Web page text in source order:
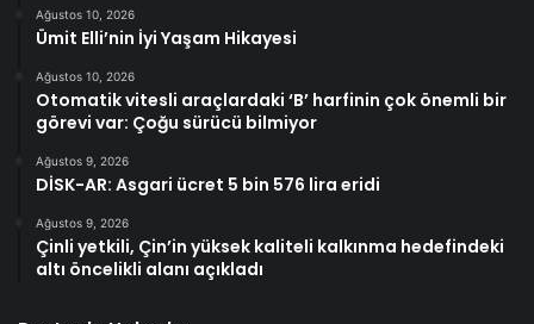
Ağustos 10, 2026
Ümit Elli’nin İyi Yaşam Hikayesi
Ağustos 10, 2026
Otomatik vitesli araçlardaki ‘B’ harfinin çok önemli bir
görevi var: Çoğu sürücü bilmiyor
Ağustos 9, 2026
DİSK-AR: Asgari ücret 5 bin 576 lira eridi
Ağustos 9, 2026
Çinli yetkili, Çin’in yüksek kaliteli kalkınma hedefindeki
altı öncelikli alanı açıkladı